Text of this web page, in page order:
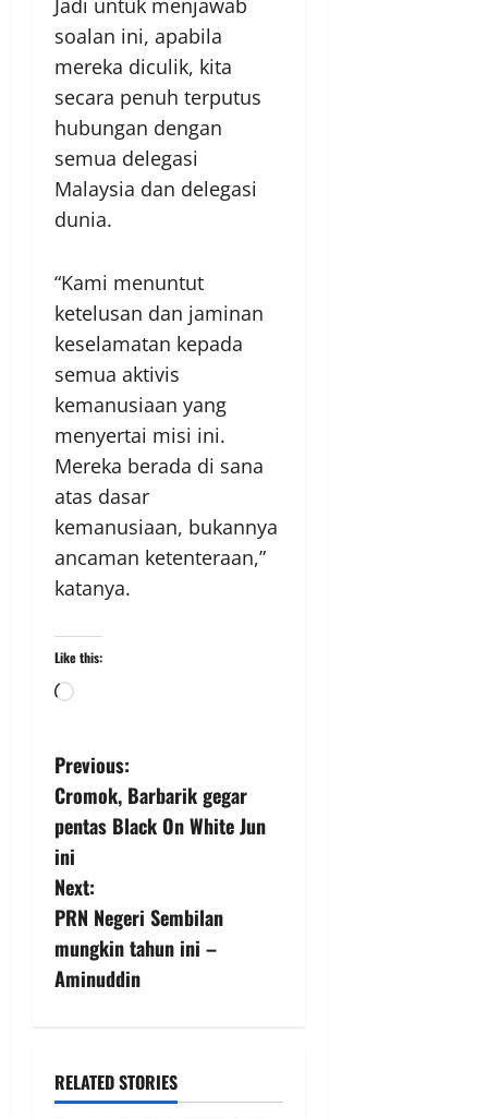
Jadi untuk menjawab
soalan ini, apabila
mereka diculik, kita
secara penuh terputus
hubungan dengan
semua delegasi
Malaysia dan delegasi
dunia.
“Kami menuntut
ketelusan dan jaminan
keselamatan kepada
semua aktivis
kemanusiaan yang
menyertai misi ini.
Mereka berada di sana
atas dasar
kemanusiaan, bukannya
ancaman ketenteraan,”
katanya.
Like this:
Previous:
Cromok, Barbarik gegar
pentas Black On White Jun
ini
Next:
PRN Negeri Sembilan
mungkin tahun ini –
Aminuddin
RELATED STORIES